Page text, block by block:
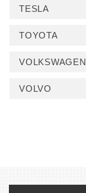
TESLA
TOYOTA
VOLKSWAGEN
VOLVO